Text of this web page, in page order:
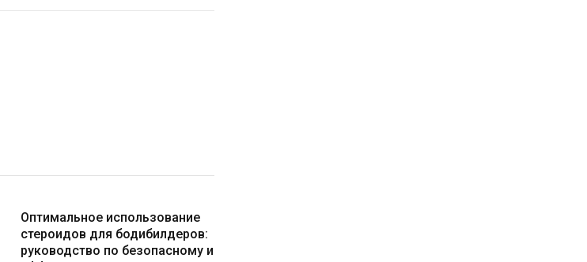
Оптимальное использование
стероидов для бодибилдеров:
руководство по безопасному и